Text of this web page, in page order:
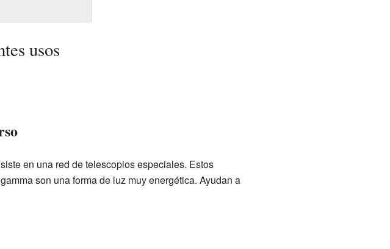
usos
en una red de telescopios especiales. Estos
son una forma de luz muy energética. Ayudan a